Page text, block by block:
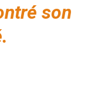
son